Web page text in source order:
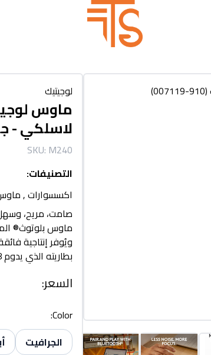
لوجيتيك
لاسلكي - جرافيت
SKU: M240
التصنيفات:
اكسسوارات,
ماوس بلوتوث®
ويُوفر إنتاجية
بطاريته الذي يدوم 18 شهرًا يُتيح لك التركيز على ما تُجيده.
السعر:
Color
:
الجرافيت